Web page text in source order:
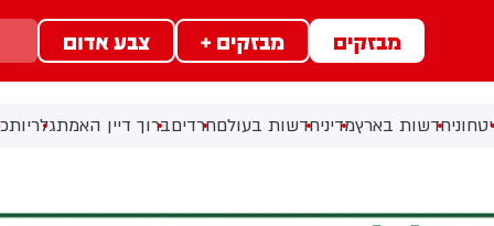
מבזקים מבזקים + צבע אדום
חדשות בארץמדיניחדשות בעולםחרדיםברוך דיין האמתגלריות